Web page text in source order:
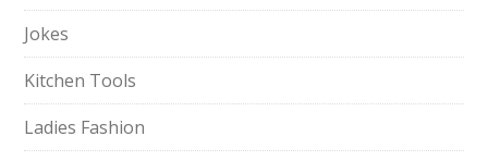
Jokes
Kitchen Tools
Ladies Fashion